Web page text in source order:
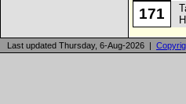
171
Last updated Thursday, 6-Aug-2026 |